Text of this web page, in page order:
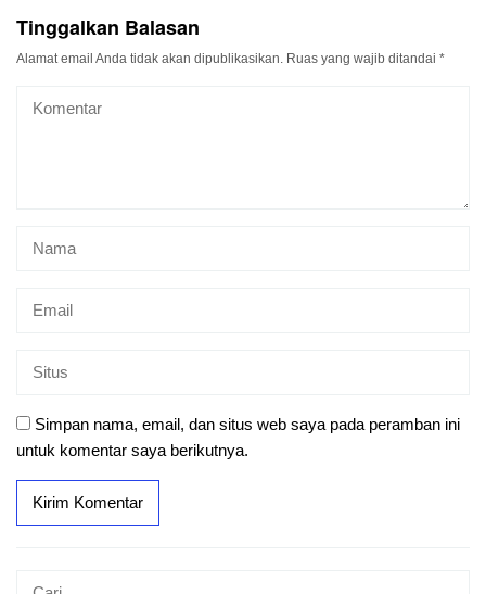
Tinggalkan Balasan
Alamat email Anda tidak akan dipublikasikan. Ruas yang wajib ditandai *
Simpan nama, email, dan situs web saya pada peramban ini
untuk komentar saya berikutnya.